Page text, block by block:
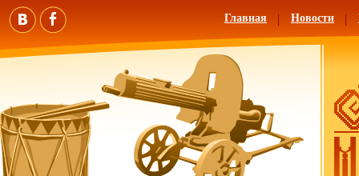
Главная Новости